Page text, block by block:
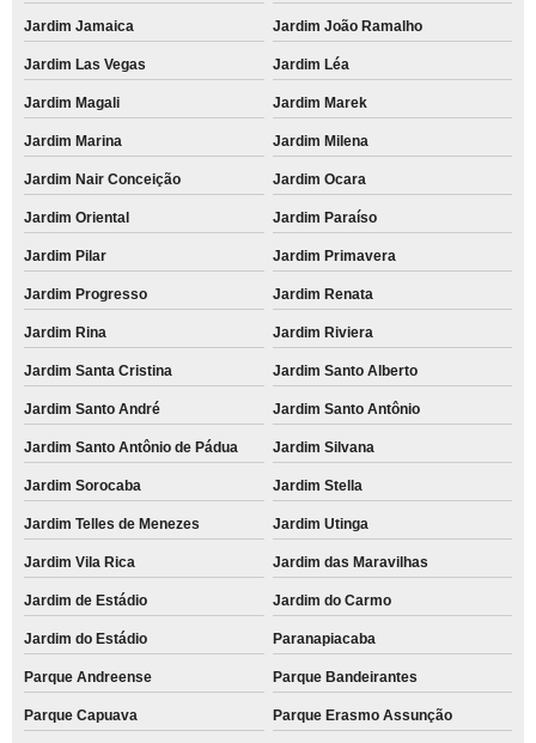
Jardim Jamaica Jardim João Ramalho
Jardim Las Vegas Jardim Léa
Jardim Magali Jardim Marek
Jardim Marina Jardim Milena
Jardim Nair Conceição Jardim Ocara
Jardim Oriental Jardim Paraíso
Jardim Pilar Jardim Primavera
Jardim Progresso Jardim Renata
Jardim Rina Jardim Riviera
Jardim Santa Cristina Jardim Santo Alberto
Jardim Santo André Jardim Santo Antônio
Jardim Santo Antônio de Pádua Jardim Silvana
Jardim Sorocaba Jardim Stella
Jardim Telles de Menezes Jardim Utinga
Jardim Vila Rica Jardim das Maravilhas
Jardim de Estádio Jardim do Carmo
Jardim do Estádio Paranapiacaba
Parque Andreense Parque Bandeirantes
Parque Capuava Parque Erasmo Assunção